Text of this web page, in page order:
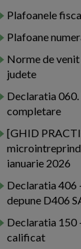
Plafoanele
Plafoane
Norme de venit
judete
Declaratia
completare
[GHID
ianuarie 2026
Declaratia 406
depune D406
Declaratia
calificat